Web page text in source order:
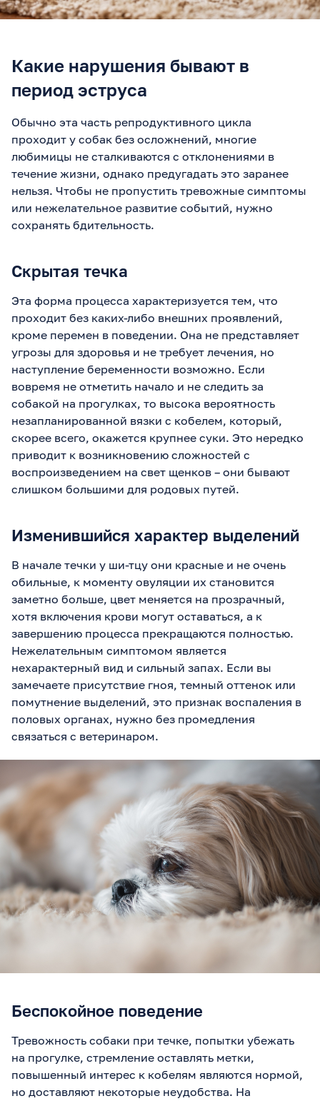
Какие нарушения бывают в
период эструса
Обычно эта часть репродуктивного цикла
проходит у собак без осложнений, многие
любимицы не сталкиваются с отклонениями в
течение жизни, однако предугадать это заранее
нельзя. Чтобы не пропустить тревожные симптомы
или нежелательное развитие событий, нужно
сохранять бдительность.
Скрытая течка
Эта форма процесса характеризуется тем, что
проходит без каких-либо внешних проявлений,
кроме перемен в поведении. Она не представляет
угрозы для здоровья и не требует лечения, но
наступление беременности возможно. Если
вовремя не отметить начало и не следить за
собакой на прогулках, то высока вероятность
незапланированной вязки с кобелем, который,
скорее всего, окажется крупнее суки. Это нередко
приводит к возникновению сложностей с
воспроизведением на свет щенков – они бывают
слишком большими для родовых путей.
Изменившийся характер выделений
В начале течки у ши-тцу они красные и не очень
обильные, к моменту овуляции их становится
заметно больше, цвет меняется на прозрачный,
хотя включения крови могут оставаться, а к
завершению процесса прекращаются полностью.
Нежелательным симптомом является
нехарактерный вид и сильный запах. Если вы
замечаете присутствие гноя, темный оттенок или
помутнение выделений, это признак воспаления в
половых органах, нужно без промедления
связаться с ветеринаром.
Беспокойное поведение
Тревожность собаки при течке, попытки убежать
на прогулке, стремление оставлять метки,
повышенный интерес к кобелям являются нормой,
но доставляют некоторые неудобства. На